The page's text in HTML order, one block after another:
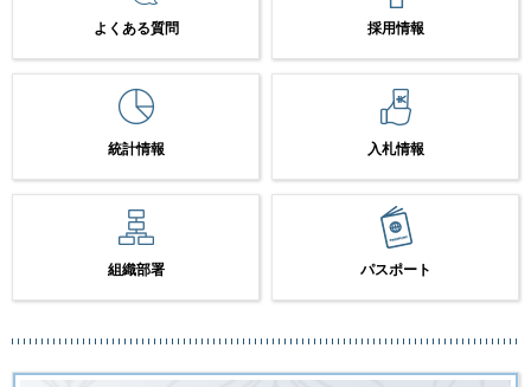
よくある質問 採用情報
統計情報 入札情報
組織部署 パスポート